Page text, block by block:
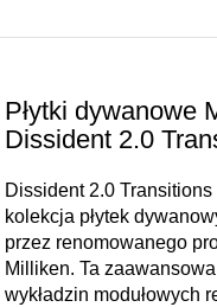
Płytki dywanowe
Dissident 2.0
Dissident 2.0
kolekcja płytek
przez renomowanego
Milliken. Ta
wykładzin modułowych